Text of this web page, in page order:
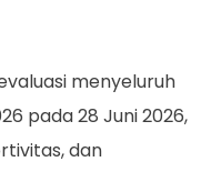
menyeluruh
pada 28 Juni 2026,
dan